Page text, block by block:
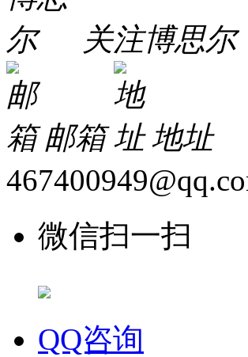
关注博思尔
邮箱
地址
微信扫一扫
QQ咨询